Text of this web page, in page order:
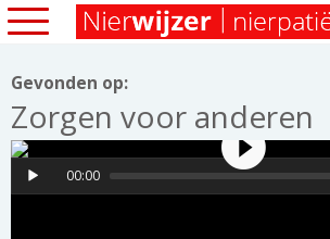
Gevonden op:
Zorgen voor anderen
00:00